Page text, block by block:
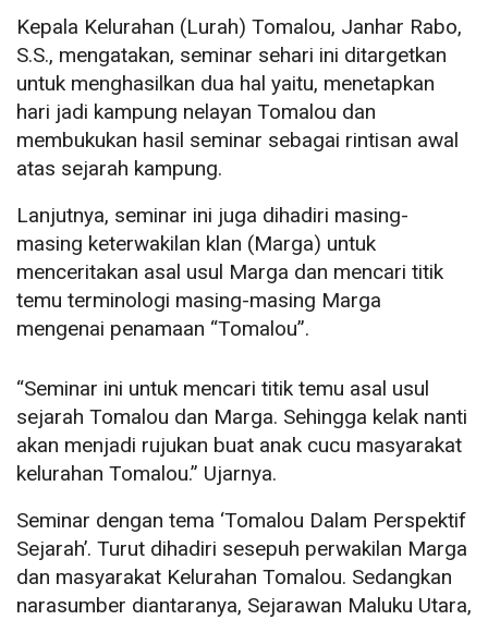
Kepala Kelurahan (Lurah) Tomalou, Janhar Rabo,
S.S., mengatakan, seminar sehari ini ditargetkan
untuk menghasilkan dua hal yaitu, menetapkan
hari jadi kampung nelayan Tomalou dan
membukukan hasil seminar sebagai rintisan awal
atas sejarah kampung.
Lanjutnya, seminar ini juga dihadiri masing-
masing keterwakilan klan (Marga) untuk
menceritakan asal usul Marga dan mencari titik
temu terminologi masing-masing Marga
mengenai penamaan “Tomalou”.
“Seminar ini untuk mencari titik temu asal usul
sejarah Tomalou dan Marga. Sehingga kelak nanti
akan menjadi rujukan buat anak cucu masyarakat
kelurahan Tomalou.” Ujarnya.
Seminar dengan tema ‘Tomalou Dalam Perspektif
Sejarah’. Turut dihadiri sesepuh perwakilan Marga
dan masyarakat Kelurahan Tomalou. Sedangkan
narasumber diantaranya, Sejarawan Maluku Utara,